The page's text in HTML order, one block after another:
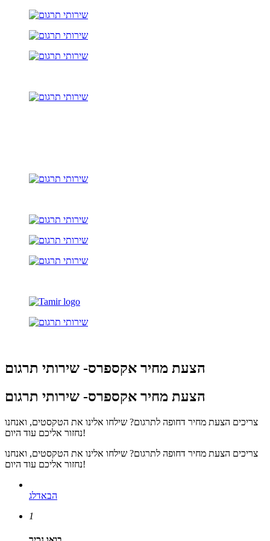
הצעת מחיר אקספרס- שירותי תרגום
הצעת מחיר אקספרס- שירותי תרגום
צריכים הצעת מחיר דחופה לתרגום? שילחו אלינו את הטקסטים, ואנחנו
נחזור אליכם עוד היום!
צריכים הצעת מחיר דחופה לתרגום? שילחו אלינו את הטקסטים, ואנחנו
נחזור אליכם עוד היום!
הבאדלג
1